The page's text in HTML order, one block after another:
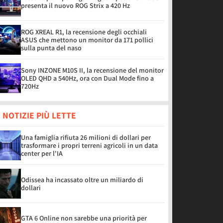
presenta il nuovo ROG Strix a 420 Hz
ROG XREAL R1, la recensione degli occhiali
ASUS che mettono un monitor da 171 pollici
sulla punta del naso
Sony INZONE M10S II, la recensione del monitor
OLED QHD a 540Hz, ora con Dual Mode fino a
720Hz
NOTIZIE PIÙ LETTE
Una famiglia rifiuta 26 milioni di dollari per
trasformare i propri terreni agricoli in un data
center per l'IA
Odissea ha incassato oltre un miliardo di
dollari
GTA 6 Online non sarebbe una priorità per